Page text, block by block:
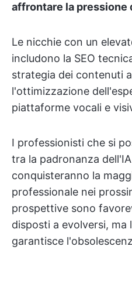
affrontare la pressione
Le nicchie con un
includono la SEO
strategia dei contenuti
l'ottimizzazione
piattaforme vocali e
I professionisti che si
tra la padronanza
conquisteranno la
professionale nei
prospettive sono
disposti a evolversi,
garantisce